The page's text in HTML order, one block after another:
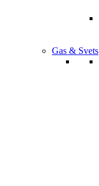
Gas & Svets